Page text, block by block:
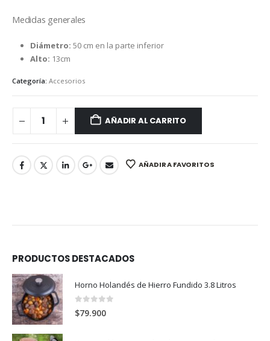
Medidas generales
Diámetro: 50 cm en la parte inferior
Alto: 13cm
Categoría: Accesorios
AÑADIR AL CARRITO
AÑADIR A FAVORITOS
PRODUCTOS DESTACADOS
Horno Holandés de Hierro Fundido 3.8 Litros
0
$79.900